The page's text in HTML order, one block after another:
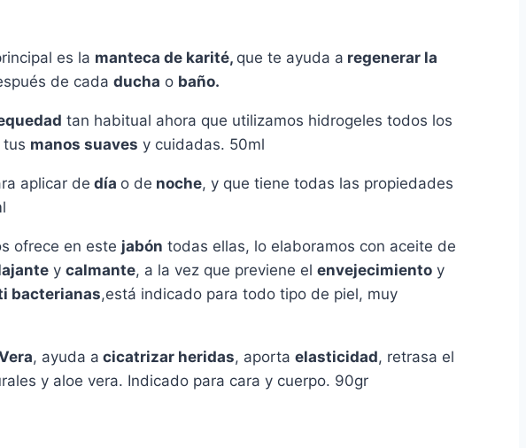
es la manteca de karité, que te ayuda a regenerar la
de cada ducha o baño.
tan habitual ahora que utilizamos hidrogeles todos los
manos suaves y cuidadas. 50ml
aplicar de día o de noche, y que tiene todas las propiedades
ofrece en este jabón todas ellas, lo elaboramos con aceite de
y calmante, a la vez que previene el envejecimiento y
bacterianas,está indicado para todo tipo de piel, muy
, ayuda a cicatrizar heridas, aporta elasticidad, retrasa el
y aloe vera. Indicado para cara y cuerpo. 90gr